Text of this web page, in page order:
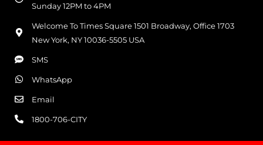
Sunday 12PM to 4PM
Welcome To Times Square 1501 Broadway, Office 1703
New York, NY 10036-5505 USA
SMS
WhatsApp
Email
1800-706-CITY